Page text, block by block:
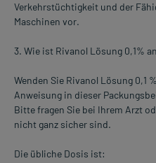
Verkehrstüchtigkeit und der
Maschinen vor.
3. Wie ist Rivanol Lösung 0,1%
Wenden Sie Rivanol Lösung 0,1
Anweisung in dieser
Bitte fragen Sie bei Ihrem Arzt
nicht ganz sicher sind.
Die übliche Dosis ist: